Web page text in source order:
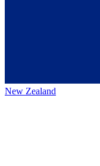
New Zealand